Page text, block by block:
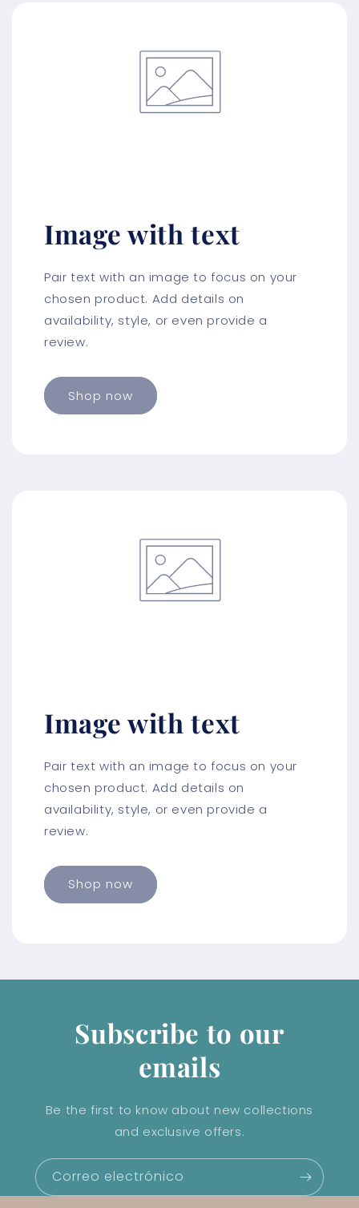
Image with text
Pair text with an image to focus on your
chosen product. Add details on
availability, style, or even provide a
review.
Shop now
Image with text
Pair text with an image to focus on your
chosen product. Add details on
availability, style, or even provide a
review.
Shop now
Subscribe to our
emails
Be the first to know about new collections
and exclusive offers.
Correo electrónico